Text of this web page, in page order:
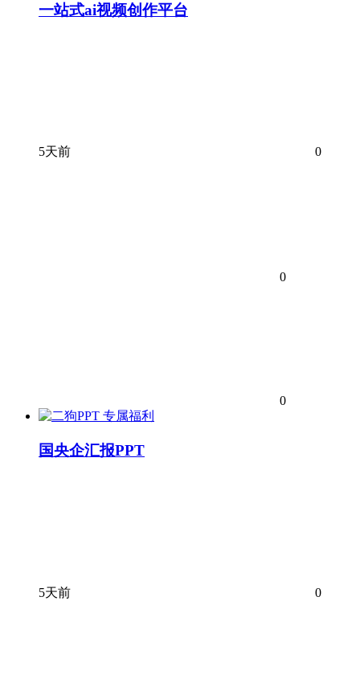
一站式ai视频创作平台
5天前 0
0
0
专属福利
国央企汇报PPT
5天前 0